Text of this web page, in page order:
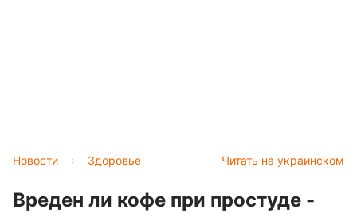
Читать на украинском
Новости › Здоровье
Вреден ли кофе при простуде -